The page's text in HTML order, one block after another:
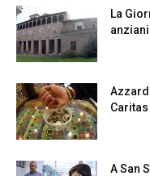
La
Caritas
A San